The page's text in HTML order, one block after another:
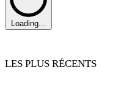
Loading...
LES PLUS RÉCENTS